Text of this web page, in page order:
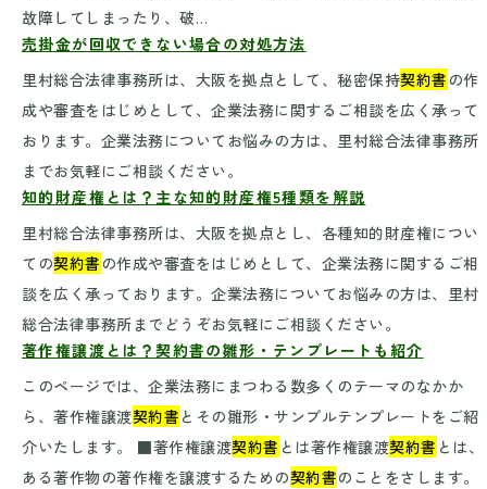
故障してしまったり、破…
売掛金が回収できない場合の対処方法
里村総合法律事務所は、大阪を拠点として、秘密保持契約書の作
成や審査をはじめとして、企業法務に関するご相談を広く承って
おります。企業法務についてお悩みの方は、里村総合法律事務所
までお気軽にご相談ください。
知的財産権とは？主な知的財産権5種類を解説
里村総合法律事務所は、大阪を拠点とし、各種知的財産権につい
ての契約書の作成や審査をはじめとして、企業法務に関するご相
談を広く承っております。企業法務についてお悩みの方は、里村
総合法律事務所までどうぞお気軽にご相談ください。
著作権譲渡とは？契約書の雛形・テンプレートも紹介
このページでは、企業法務にまつわる数多くのテーマのなかか
ら、著作権譲渡契約書 とその雛形・サンプルテンプレートをご紹
介いたします。 ■著作権譲渡契約書 とは著作権譲渡契約書 とは、
ある著作物の著作権を譲渡するための契約書のことをさします。